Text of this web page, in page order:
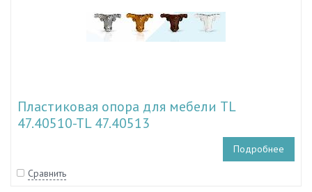
Пластиковая опора для мебели TL
47.40510-TL 47.40513
Подробнее
Сравнить